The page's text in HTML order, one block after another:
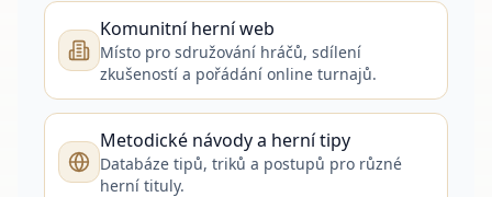
Komunitní herní web
Místo pro sdružování hráčů, sdílení
zkušeností a pořádání online turnajů.
Metodické návody a herní tipy
Databáze tipů, triků a postupů pro různé
herní tituly.